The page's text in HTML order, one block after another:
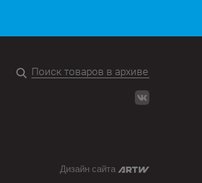
Дизайн сайта